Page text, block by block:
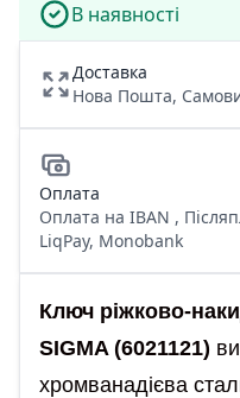
В наявності
Доставка
Нова Пошта,
Оплата
Оплата на IBAN ,
LiqPay, Monobank
Ключ ріжково-
SIGMA (6021121)
хромванадієва